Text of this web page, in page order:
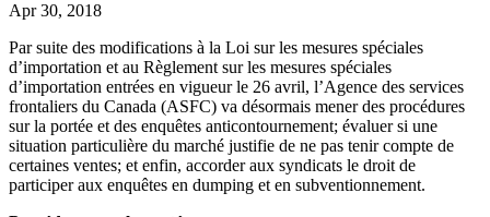
Apr 30, 2018
Par suite des modifications à la Loi sur les mesures spéciales
d’importation et au Règlement sur les mesures spéciales
d’importation entrées en vigueur le 26 avril, l’Agence des services
frontaliers du Canada (ASFC) va désormais mener des procédures
sur la portée et des enquêtes anticontournement; évaluer si une
situation particulière du marché justifie de ne pas tenir compte de
certaines ventes; et enfin, accorder aux syndicats le droit de
participer aux enquêtes en dumping et en subventionnement.